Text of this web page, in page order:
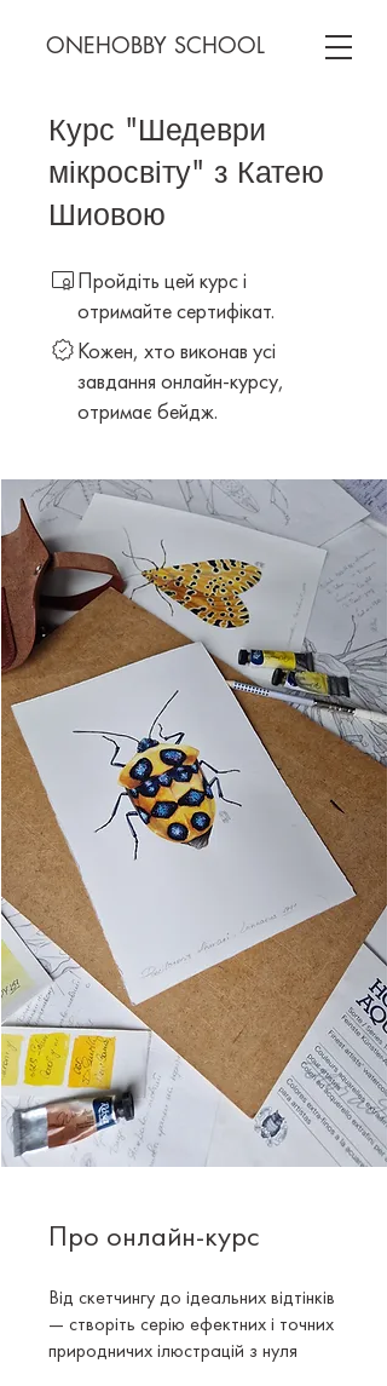
ONEHOBBY SCHOOL
Курс "Шедеври
мікросвіту" з Катею
Шиовою
Пройдіть цей курс і
отримайте сертифікат.
Кожен, хто виконав усі
завдання онлайн-курсу,
отримає бейдж.
Про онлайн-курс
Від скетчингу до ідеальних відтінків
— створіть серію ефектних і точних
природничих ілюстрацій з нуля